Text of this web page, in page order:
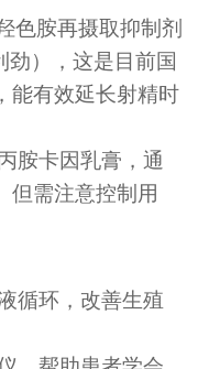
色胺再摄取抑制剂
劲），这是目前国
能有效延长射精时
胺卡因乳膏，通
但需注意控制用
循环，改善生殖